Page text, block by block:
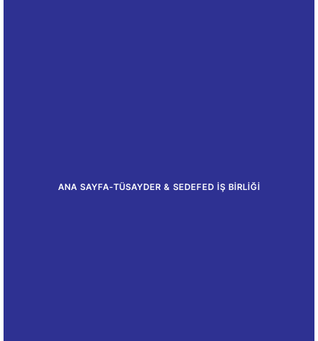
ANA SAYFA-TÜSAYDER & SEDEFED İŞ BİRLİĞİ